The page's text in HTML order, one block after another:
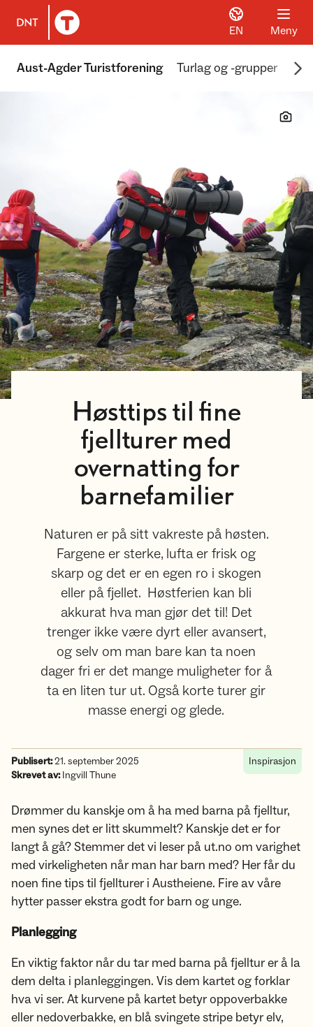
Til DNT.no forside
EN Meny
Aust-Agder Turistforening Turlag og -grupper
Høsttips til fine
fjellturer med
overnatting for
barnefamilier
Naturen er på sitt vakreste på høsten.
Fargene er sterke, lufta er frisk og
skarp og det er en egen ro i skogen
eller på fjellet. Høstferien kan bli
akkurat hva man gjør det til! Det
trenger ikke være dyrt eller avansert,
og selv om man bare kan ta noen
dager fri er det mange muligheter for å
ta en liten tur ut. Også korte turer gir
masse energi og glede.
Publisert:21. september 2025
Skrevet av:Ingvill Thune
Inspirasjon
Drømmer du kanskje om å ha med barna på fjelltur,
men synes det er litt skummelt? Kanskje det er for
langt å gå? Stemmer det vi leser på ut.no om varighet
med virkeligheten når man har barn med? Her får du
noen fine tips til fjellturer i Austheiene. Fire av våre
hytter passer ekstra godt for barn og unge.
Planlegging
En viktig faktor når du tar med barna på fjelltur er å la
dem delta i planleggingen. Vis dem kartet og forklar
hva vi ser. At kurvene på kartet betyr oppoverbakke
eller nedoverbakke, en blå svingete stripe betyr elv,